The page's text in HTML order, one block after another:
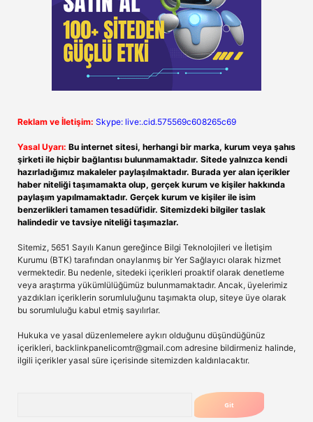
Reklam ve İletişim: Skype: live:.cid.575569c608265c69
Yasal Uyarı: Bu internet sitesi, herhangi bir marka, kurum veya şahıs
şirketi ile hiçbir bağlantısı bulunmamaktadır. Sitede yalnızca kendi
hazırladığımız makaleler paylaşılmaktadır. Burada yer alan içerikler
haber niteliği taşımamakta olup, gerçek kurum ve kişiler hakkında
paylaşım yapılmamaktadır. Gerçek kurum ve kişiler ile isim
benzerlikleri tamamen tesadüfidir. Sitemizdeki bilgiler taslak
halindedir ve tavsiye niteliği taşımazlar.
Sitemiz, 5651 Sayılı Kanun gereğince Bilgi Teknolojileri ve İletişim
Kurumu (BTK) tarafından onaylanmış bir Yer Sağlayıcı olarak hizmet
vermektedir. Bu nedenle, sitedeki içerikleri proaktif olarak denetleme
veya araştırma yükümlülüğümüz bulunmamaktadır. Ancak, üyelerimiz
yazdıkları içeriklerin sorumluluğunu taşımakta olup, siteye üye olarak
bu sorumluluğu kabul etmiş sayılırlar.
Hukuka ve yasal düzenlemelere aykırı olduğunu düşündüğünüz
içerikleri, backlinkpanelicomtr@gmail.com adresine bildirmeniz halinde,
ilgili içerikler yasal süre içerisinde sitemizden kaldırılacaktır.